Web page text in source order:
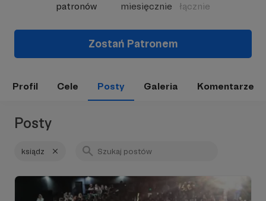
patronów
miesięcznie
łącznie
Zostań Patronem
Profil Cele Posty Galeria Komentarze
Posty
ksiądz